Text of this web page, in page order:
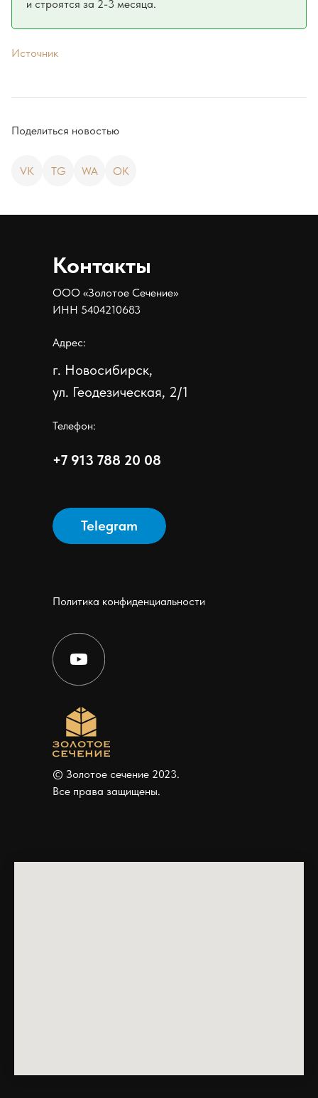
и строятся за 2-3 месяца.
Источник
Поделиться новостью
VK TG WA OK
Адрес:
г. Новосибирск,
ул. Геодезическая, 2/1
Телефон:
+7 913 788 20 08
Контакты
Политика конфиденциальности
© Золотое сечение 2023.
Все права защищены.
ООО «Золотое Сечение»
ИНН 5404210683
Telegram